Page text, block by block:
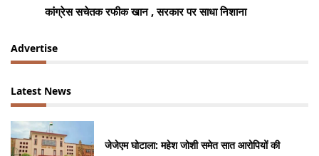
कांग्रेस सचेतक रफीक खान , सरकार पर साधा निशाना
Advertise
Latest News
जेजेएम घोटाला: महेश जोशी समेत सात आरोपियों की